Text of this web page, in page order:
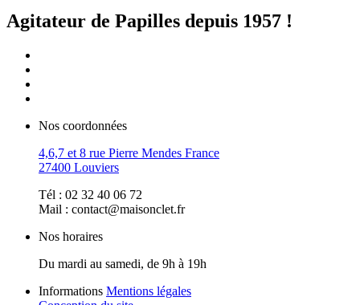
Agitateur de Papilles depuis 1957 !
Nos coordonnées
4,6,7 et 8 rue Pierre Mendes France
27400 Louviers
Tél : 02 32 40 06 72
Mail : contact@maisonclet.fr
Nos horaires
Du mardi au samedi, de 9h à 19h
Informations Mentions légales